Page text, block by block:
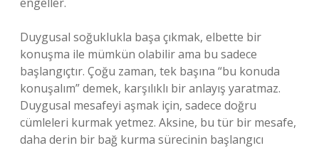
Duygusal soğuklukla başa çıkmak, elbette bir
konuşma ile mümkün olabilir ama bu sadece
başlangıçtır. Çoğu zaman, tek başına “bu konuda
konuşalım” demek, karşılıklı bir anlayış yaratmaz.
Duygusal mesafeyi aşmak için, sadece doğru
cümleleri kurmak yetmez. Aksine, bu tür bir mesafe,
daha derin bir bağ kurma sürecinin başlangıcı